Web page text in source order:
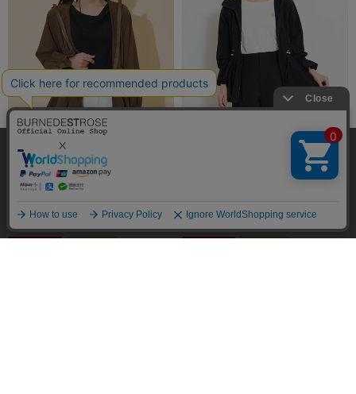
発売日
価格(安い順)
価格(高い順)
商品品番
WILLSELECTION（ウィルセレクション）
【セットアップ対応】UVカットペ
プラムブルゾン
￥16,500(税込)
￥9,900(税込)
40%OFF
WILLSELECTION（ウィルセレクション）
【セットアップ対応】UVカットペ
￥16,500(税込)
￥9,900(税込)
弊社はCookieを利用し、Webの利便性向上に努め
ております。「承諾する」をクリックしていただ
くと、お客様に最適な内容を提供することが可能
ご覧ください。
承諾する